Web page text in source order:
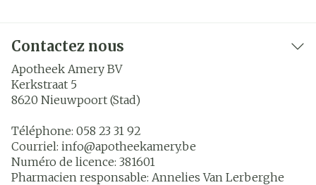
Contactez nous
Apotheek Amery BV
Kerkstraat 5
8620 Nieuwpoort (Stad)
Téléphone: 058 23 31 92
Courriel: info@apotheekamery.be
Numéro de licence: 381601
Pharmacien responsable: Annelies Van Lerberghe